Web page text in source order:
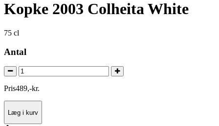
Kopke 2003 Colheita White
75 cl
Antal
Pris489,-kr.
Læg i kurv